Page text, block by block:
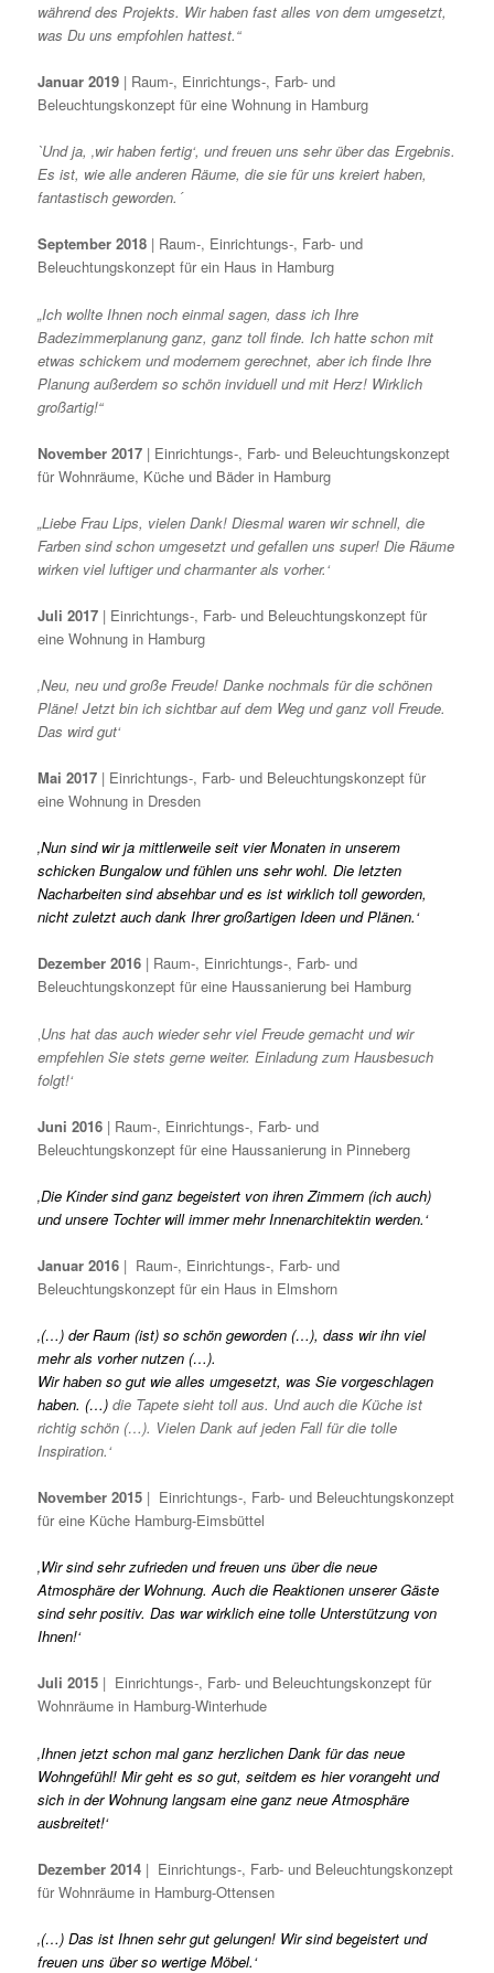
während des Projekts. Wir haben fast alles von dem umgesetzt,
was Du uns empfohlen hattest.“
Januar 2019 | Raum-, Einrichtungs-, Farb- und
Beleuchtungskonzept für eine Wohnung in Hamburg
ˋUnd ja, ‚wir haben fertig‘, und freuen uns sehr über das Ergebnis.
Es ist, wie alle anderen Räume,die sie für uns kreiert haben,
fantastisch geworden.´
September 2018 | Raum-, Einrichtungs-, Farb- und
Beleuchtungskonzept für ein Haus in Hamburg
„Ich wollte Ihnen noch einmal sagen, dass ich Ihre
Badezimmerplanung ganz, ganz toll finde. Ich hatte schon mit
etwas schickem und modernem gerechnet, aber ich finde Ihre
Planung außerdem so schön inviduell und mit Herz! Wirklich
großartig!“
November 2017 | Einrichtungs-, Farb- und Beleuchtungskonzept
für Wohnräume, Küche und Bäder in Hamburg
„Liebe Frau Lips, vielen Dank! Diesmal waren wir schnell, die
Farben sind schon umgesetzt und gefallen uns super! Die Räume
wirken viel luftiger und charmanter als vorher.‘
Juli 2017 | Einrichtungs-, Farb- und Beleuchtungskonzept für
eine Wohnung in Hamburg
‚Neu, neu und große Freude! Danke nochmals für die schönen
Pläne! Jetzt bin ich sichtbar auf dem Weg und ganz voll Freude.
Das wird gut‘
Mai 2017 | Einrichtungs-, Farb- und Beleuchtungskonzept für
eine Wohnung in Dresden
‚Nun sind wir ja mittlerweile seit vier Monaten in unserem
schicken Bungalow und fühlen uns sehr wohl. Die letzten
Nacharbeiten sind absehbar und es ist wirklich toll geworden,
nicht zuletzt auch dank Ihrer großartigen Ideen und Plänen.‘
Dezember 2016 | Raum-, Einrichtungs-, Farb- und
Beleuchtungskonzept für eine Haussanierung bei Hamburg
Uns hat das auch wieder sehr viel Freude gemacht und wir
empfehlen Sie stets gerne weiter. Einladung zum Hausbesuch
folgt!‘
Juni 2016 | Raum-, Einrichtungs-, Farb- und
Beleuchtungskonzept für eine Haussanierung in Pinneberg
‚Die Kinder sind ganz begeistert von ihren Zimmern (ich auch)
und unsere Tochter will immer mehr Innenarchitektin werden.‘
Januar 2016 | Raum-, Einrichtungs-, Farb- und
Beleuchtungskonzept für ein Haus in Elmshorn
‚(…) der Raum (ist) so schön geworden (…), dass wir ihn viel
mehr als vorher nutzen (…).
Wir haben so gut wie alles umgesetzt, was Sie vorgeschlagen
haben. (…)die Tapete sieht toll aus. Und auch die Küche ist
richtig schön (…). Vielen Dank auf jeden Fall für die tolle
Inspiration.‘
November 2015 | Einrichtungs-, Farb- und Beleuchtungskonzept
für eine Küche Hamburg-Eimsbüttel
‚Wir sind sehr zufrieden und freuen uns über die neue
Atmosphäre der Wohnung. Auch die Reaktionen unserer Gäste
sind sehr positiv. Das war wirklich eine tolle Unterstützung von
Ihnen!‘
Juli 2015 | Einrichtungs-, Farb- und Beleuchtungskonzept für
Wohnräume in Hamburg-Winterhude
‚Ihnen jetzt schon mal ganz herzlichen Dank für das neue
Wohngefühl! Mir geht es so gut, seitdem es hier vorangeht und
sich in der Wohnung langsam eine ganz neue Atmosphäre
ausbreitet!‘
Dezember 2014 | Einrichtungs-, Farb- und Beleuchtungskonzept
für Wohnräume in Hamburg-Ottensen
‚(…) Das ist Ihnen sehr gut gelungen! Wir sind begeistert und
freuen uns über so wertige Möbel.‘